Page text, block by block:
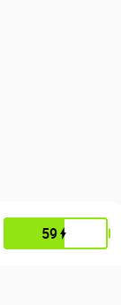
59